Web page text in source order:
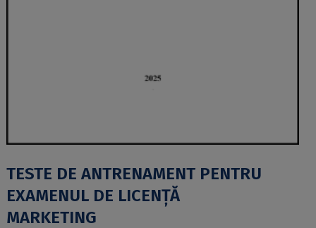
TESTE DE ANTRENAMENT PENTRU
EXAMENUL DE LICENȚĂ
MARKETING